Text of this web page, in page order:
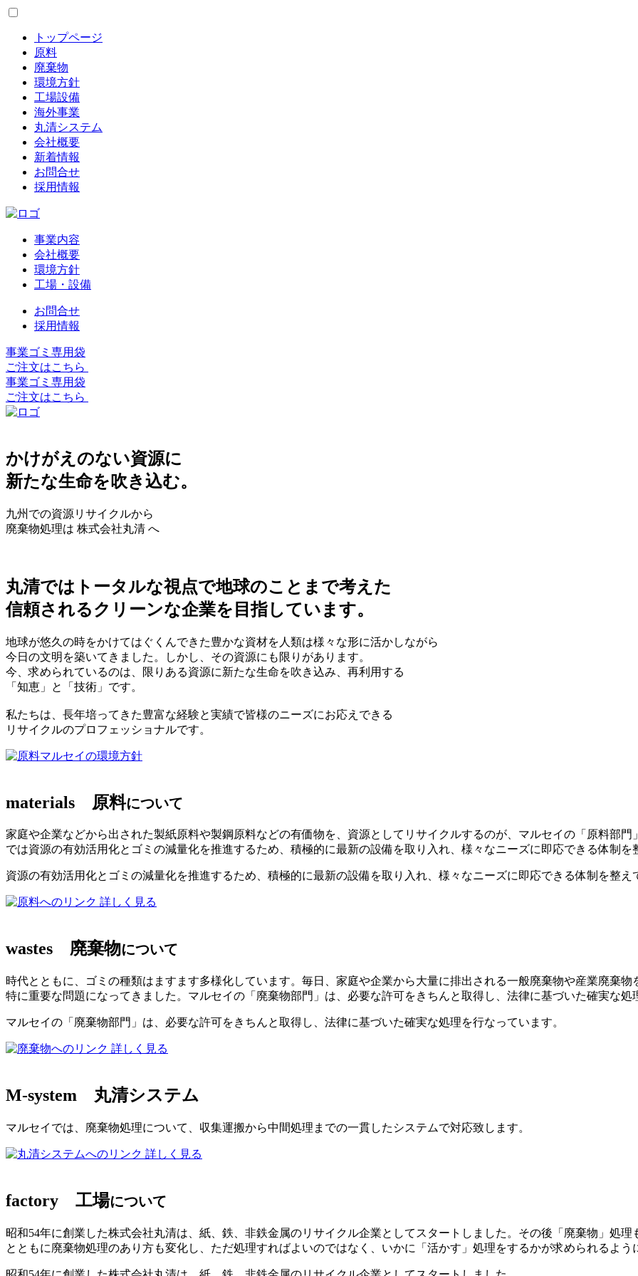
トップページ
原料
廃棄物
環境方針
工場設備
海外事業
丸清システム
会社概要
新着情報
お問合せ
採用情報
事業内容
会社概要
環境方針
工場・設備
お問合せ
採用情報
事業ゴミ専用袋
ご注文はこちら
事業ゴミ専用袋
ご注文はこちら
かけがえのない資源に
新たな生命を吹き込む。
九州での資源リサイクルから
廃棄物処理は 株式会社丸清 へ
丸清ではトータルな視点で地球のことまで考えた
信頼されるクリーンな企業を目指しています。
地球が悠久の時をかけてはぐくんできた豊かな資材を人類は様々な形に活かしながら
今日の文明を築いてきました。しかし、その資源にも限りがあります。
今、求められているのは、限りある資源に新たな生命を吹き込み、再利用する
「知恵」と「技術」です。
私たちは、長年培ってきた豊富な経験と実績で皆様のニーズにお応えできる
リサイクルのプロフェッショナルです。
マルセイの環境方針
materials 原料について
家庭や企業などから出された製紙原料や製鋼原料などの有価物を、資源としてリサイクルするのが、マルセイの「原料部
では資源の有効活用化とゴミの減量化を推進するため、積極的に最新の設備を取り入れ、様々なニーズに即応できる体制を
資源の有効活用化とゴミの減量化を推進するため、積極的に最新の設備を取り入れ、様々なニーズに即応できる体制を整え
詳しく見る
wastes 廃棄物について
時代とともに、ゴミの種類はますます多様化しています。毎日、家庭や企業から大量に排出される一般廃棄物や産業廃棄物
特に重要な問題になってきました。マルセイの「廃棄物部門」は、必要な許可をきちんと取得し、法律に基づいた確実な処
マルセイの「廃棄物部門」は、必要な許可をきちんと取得し、法律に基づいた確実な処理を行なっています。
詳しく見る
M-system 丸清システム
マルセイでは、廃棄物処理について、収集運搬から中間処理までの一貫したシステムで対応致します。
詳しく見る
factory 工場について
昭和54年に創業した株式会社丸清は、紙、鉄、非鉄金属のリサイクル企業としてスタートしました。その後「廃棄物」処
とともに廃棄物処理のあり方も変化し、ただ処理すればよいのではなく、いかに「活かす」処理をするかが求められるよう